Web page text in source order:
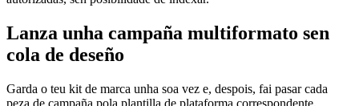
Lanza unha campaña multiformato sen
cola de deseño
Garda o teu kit de marca unha soa vez e, despois, fai pasar cada
peza de campaña pola plantilla de plataforma correspondente.